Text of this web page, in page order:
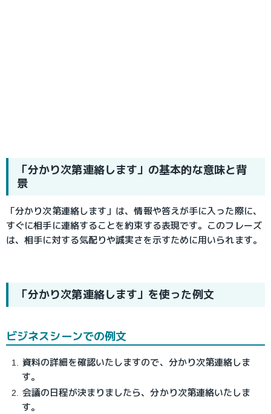
「分かり次第連絡します」の基本的な意味と背
景
「分かり次第連絡します」は、情報や答えが手に入った際に、
すぐに相手に連絡することを約束する表現です。このフレーズ
は、相手に対する気配りや誠実さを示すために用いられます。
「分かり次第連絡します」を使った例文
ビジネスシーンでの例文
資料の詳細を確認いたしますので、分かり次第連絡しま
す。
会議の日程が決まりましたら、分かり次第連絡いたしま
す。